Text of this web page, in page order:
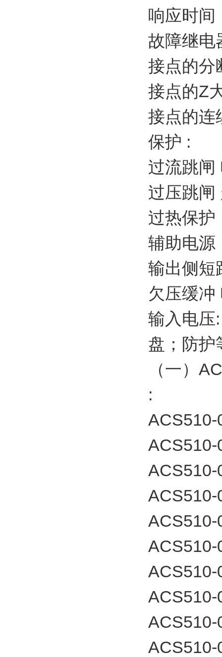
响应时间
故障继电
接点的分
接点的Z
接点的连
保护 :
过流跳闸
过压跳
过热保
辅助电源
输出侧短
欠压缓冲
输入电压
盘；防护
（一）
: